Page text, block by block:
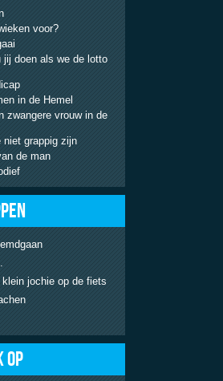
voor?
jij doen als we de lotto
in de Hemel
zwangere vrouw in de
niet grappig zijn
de man
jochie op de fiets
OP